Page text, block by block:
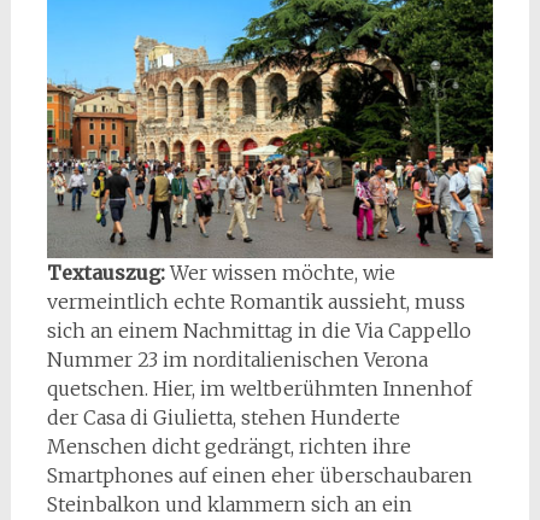
Textauszug:Wer wissen möchte, wie
vermeintlich echte Romantik aussieht, muss
sich an einem Nachmittag in die Via Cappello
Nummer 23 im norditalienischen Verona
quetschen. Hier, im weltberühmten Innenhof
der Casa di Giulietta, stehen Hunderte
Menschen dicht gedrängt, richten ihre
Smartphones auf einen eher überschaubaren
Steinbalkon und klammern sich an ein